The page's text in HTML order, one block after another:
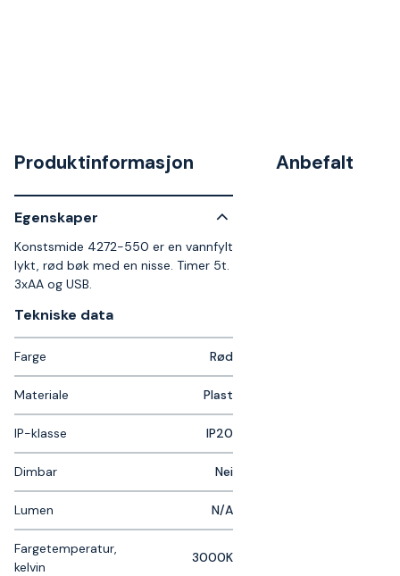
Produktinformasjon
Egenskaper
Konstsmide 4272-550 er en vannfylt
lykt, rød bøk med en nisse. Timer 5t.
3xAA og USB.
Tekniske data​
Farge Rød
Materiale Plast
IP-klasse IP20
Dimbar Nei
Lumen N/A
Fargetemperatur,
kelvin
3000K
Anbefalt